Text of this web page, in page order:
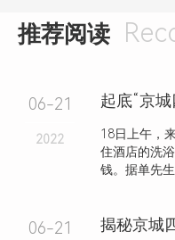
推荐阅读
06-21
2022
起底“京
18日上午，
住酒店的洗
钱。据单先
06-21 揭秘京城